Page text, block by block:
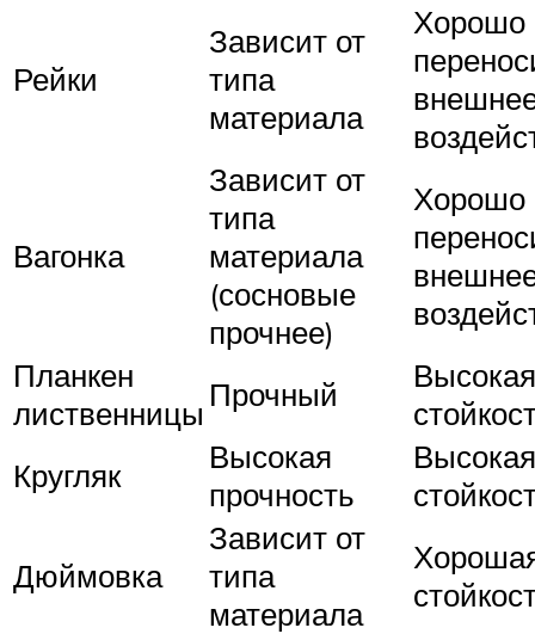
Рейки
Зависит от
типа
материала
Хорошо
Вагонка
Зависит от
типа
материала
(сосновые
прочнее)
Хорошо
Планкен
лиственницы Прочный
Высокая
Кругляк
Высокая
прочность
Высокая
Дюймовка
Зависит от
типа
материала